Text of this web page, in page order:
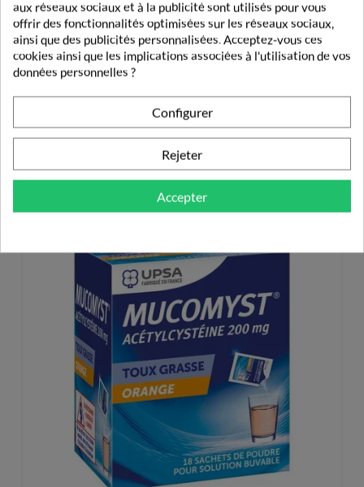
330mg/200mghors de portée et de vue des enfants.
Pour obtenir toutes les informations relatives à ce médicament,
nous vous invitons à consulter la notice ou à demander conseil à
votre médecin ou à votre pharmacien.
DE LA MEME MARQUE
UPSA
aux réseaux sociaux et à la publicité sont utilisés pour vous
offrir des fonctionnalités optimisées sur les réseaux sociaux,
ainsi que des publicités personnalisées. Acceptez-vous ces
cookies ainsi que les implications associées à l'utilisation de vos
données personnelles ?
Configurer
Rejeter
Accepter